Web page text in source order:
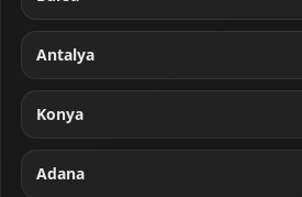
Antalya
Konya
Adana